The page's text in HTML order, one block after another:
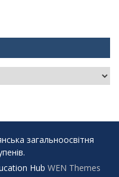
загальноосвітня
Hub WEN Themes